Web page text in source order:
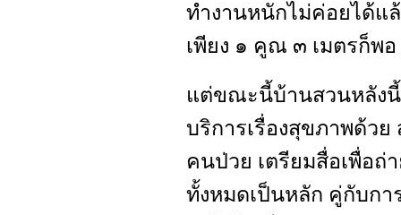
ทำงานหนักไม่ค่อยได้แ
เพียง ๑ คูณ ๓ เมตรก็พอ
แต่ขณะนี้บ้านสวนหลังนี้
บริการเรื่องสุขภาพด้วย
คนป่วย เตรียมสื่อเพื่อถ่
ทั้งหมดเป็นหลัก คู่กับกา